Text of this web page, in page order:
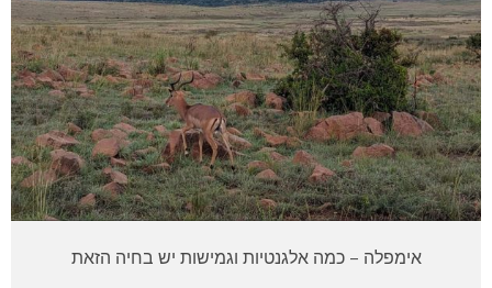
אימפלה – כמה אלגנטיות וגמישות יש בחיה הזאת